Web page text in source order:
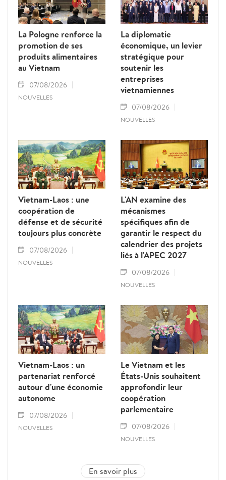
La Pologne renforce la
promotion de ses
produits alimentaires
au Vietnam
07/08/2026
NOUVELLES
La diplomatie
économique, un levier
stratégique pour
soutenir les
entreprises
vietnamiennes
07/08/2026
NOUVELLES
Vietnam-Laos : une
coopération de
défense et de sécurité
toujours plus concrète
07/08/2026
NOUVELLES
L'AN examine des
mécanismes
spécifiques afin de
garantir le respect du
calendrier des projets
liés à l'APEC 2027
07/08/2026
NOUVELLES
Vietnam-Laos : un
partenariat renforcé
autour d'une économie
autonome
07/08/2026
NOUVELLES
Le Vietnam et les
États-Unis souhaitent
approfondir leur
coopération
parlementaire
07/08/2026
NOUVELLES
En savoir plus